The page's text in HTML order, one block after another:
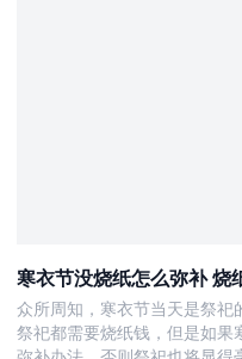
寒衣节没烧纸怎么弥补 烧
众所周知，寒衣节当天是祭祀
祭祀都需要烧纸钱，但是如果